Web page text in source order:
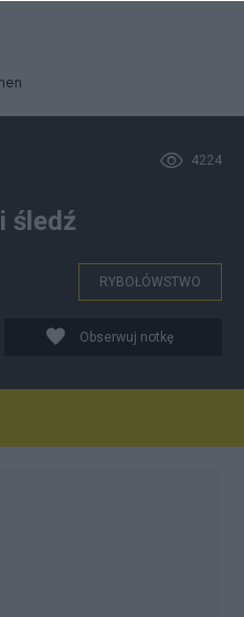
4224
śledź
RYBOŁÓWSTWO
Obserwuj notkę